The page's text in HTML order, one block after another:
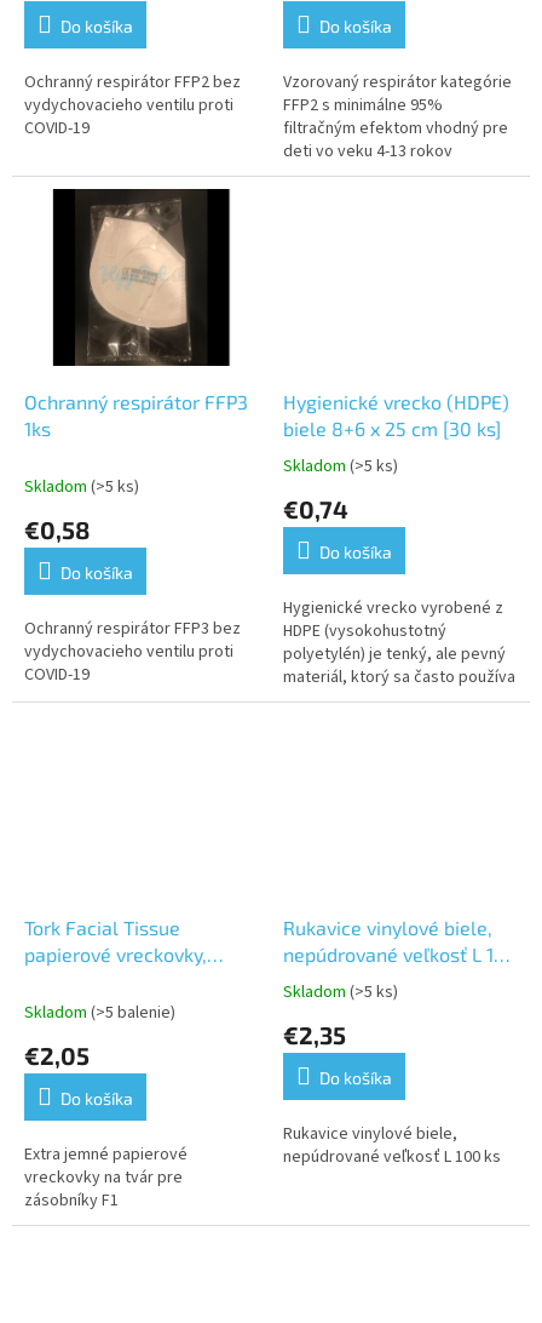
Do košíka
Ochranný respirátor FFP2 bez
vydychovacieho ventilu proti
COVID-19
Do košíka
Vzorovaný respirátor kategórie
FFP2 s minimálne 95%
filtračným efektom vhodný pre
deti vo veku 4-13 rokov
Ochranný respirátor FFP3
1ks
Skladom (>5 ks)
€0,58
Do košíka
Ochranný respirátor FFP3 bez
vydychovacieho ventilu proti
COVID-19
Hygienické vrecko (HDPE)
biele 8+6 x 25 cm [30 ks]
Priemerné
produktu
5,0
5
hviezdičiek.
Skladom (>5 ks)
€0,74
Do košíka
Hygienické vrecko vyrobené z
HDPE (vysokohustotný
polyetylén) je tenký, ale pevný
materiál, ktorý sa často používa
na výrobu rôznych obalových
Tork Facial Tissue
papierové vreckovky,
biele,2.vr,100 ks v
kartóne-F1
Skladom (>5 balenie)
€2,05
Do košíka
Extra jemné papierové
vreckovky na tvár pre
zásobníky F1
Rukavice vinylové biele,
nepúdrované veľkosť L 100
ks
Priemerné
produktu
5,0
5
hviezdičiek.
Skladom (>5 ks)
€2,35
Do košíka
Rukavice vinylové biele,
nepúdrované veľkosť L 100 ks